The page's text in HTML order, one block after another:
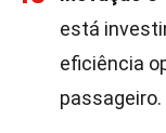
está
eficiência
passageiro.